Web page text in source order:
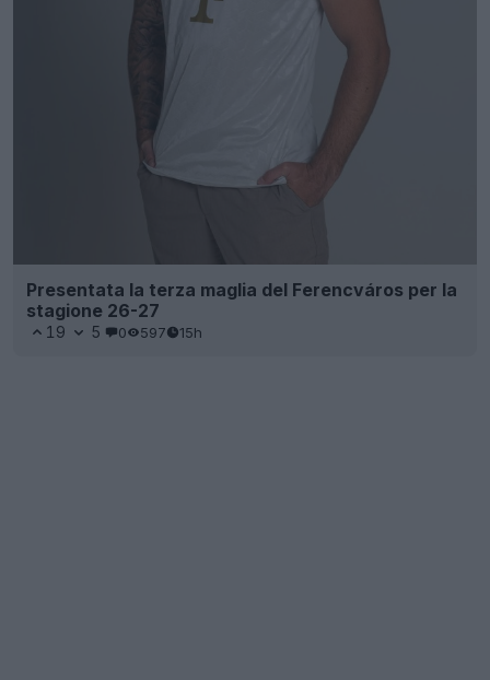
Presentata la terza maglia del Ferencváros per la
stagione 26-27
19 5 0 597 15h